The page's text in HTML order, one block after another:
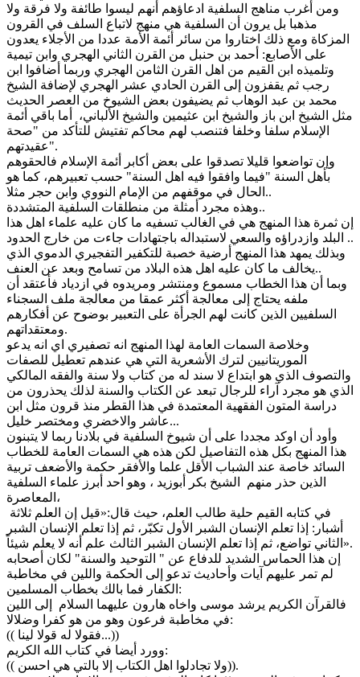
ومن أغرب مناهج السلفية ادعاؤهم أنهم ليسوا طائفة ولا فرقة ولا
مذهبا بل يرون أن السلفية هي منهج لاتباع السلف في القرون
المزكاة ومع ذلك اختاروا من سائر أئمة الأمة عددا من الأجلاء يعدون
على الأصابع: أحمد بن حنبل من القرن الثاني الهجري وابن تيمية
وتلميذه ابن القيم من اهل القرن الثامن الهجري وربما أضافوا ابن
رجب ثم يقفزون إلى القرن الحادي عشر الهجري لإضافة الشيخ
محمد بن عبد الوهاب ثم يضيفون بعض الشيوخ من العصر الحديث
مثل الشيخ ابن باز والشيخ ابن عثيمين والشيخ الألباني، أما باقي أئمة
الإسلام سلفا وخلفا فتنصب لهم محاكم تفتيش للتأكد من "صحة
عقيدتهم".
وإن تواضعوا قليلا تصدقوا على بعض أكابر أئمة الإسلام فالحقوهم
بأهل السنة "فيما وافقوا فيه اهل السنة" حسب تعبيرهم، كما هو
الحال في موقفهم من الإمام النووي وابن حجر مثلا..
وهذه مجرد أمثلة من منطلقات السلفية المتشددة..
إن ثمرة هذا المنهج هي في الغالب تسفيه ما كان عليه علماء اهل هذا
البلد وازدراؤه والسعي لاستبداله باجتهادات جاءت من خارج الحدود ..
وبذلك يمهد هذا المنهج أرضية خصبة للتكفير التفجيري الدموي الذي
يخالف ما كان عليه اهل هذه البلاد من تسامح وبعد عن العنف..
وبما أن هذا الخطاب مسموع ومنتشر ومريدوه في ازدياد فأعتقد أن
ملفه يحتاج إلى معالجة أكثر عمقا من معالجة ملف السجناء
السلفيين الذين كانت لهم الجرأة على التعبير بوضوح عن أفكارهم
ومعتقداتهم.
وخلاصة السمات العامة لهذا المنهج انه تصفيري اي انه يدعو
الموريتانيين لترك الأشعرية التي هي عندهم تعطيل للصفات
والتصوف الذي هو ابتداع لا سند له من كتاب ولا سنة والفقه المالكي
الذي هو مجرد آراء للرجال تبعد عن الكتاب والسنة لذلك يحذرون من
دراسة المتون الفقهية المعتمدة في هذا القطر منذ قرون مثل ابن
عاشر والاخضري ومختصر خليل...
وأود أن اوكد مجددا على أن شيوخ السلفية في بلادنا ربما لا يتبنون
هذا المنهج بكل هذه التفاصيل لكن هذه هي السمات العامة للخطاب
السائد خاصة عند الشباب الأقل علما والأفقر حكمة والأضعف تربية
الذين حذر منهم الشيخ بكر أبوزيد ، وهو احد أبرز علماء السلفية
المعاصرة،
أشبار: إذا تعلم الإنسان الشبر الأول تكبّر، ثم إذا تعلم الإنسان الشبر
الثاني تواضع، ثم إذا تعلم الإنسان الشبر الثالث علم أنه لا يعلم شيئاً».
إن هذا الحماس الشديد للدفاع عن " التوحيد والسنة" لكان أصحابه
لم تمر عليهم آيات وأحاديث تدعو إلى الحكمة واللين في مخاطبة
الكفار فما بالك بخطاب المسلمين:
فالقرآن الكريم يرشد موسى واخاه هارون عليهما السلام إلى اللين
في مخاطبة فرعون وهو من هو كفرا وضلالا:
(( فقولا له قولا لينا...))
وورد أيضا في كتاب الله الكريم:
(( ولا تجادلوا اهل الكتاب إلا بالتي هي احسن)).